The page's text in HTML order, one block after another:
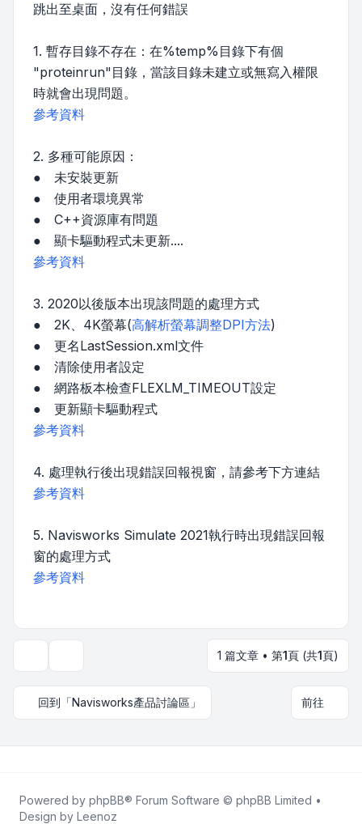
跳出至桌面，沒有任何錯誤
1. 暫存目錄不存在：在%temp%目錄下有個
"proteinrun"目錄，當該目錄未建立或無寫入權限
時就會出現問題。
參考資料
2. 多種可能原因：
● 未安裝更新
● 使用者環境異常
● C++資源庫有問題
● 顯卡驅動程式未更新....
參考資料
3. 2020以後版本出現該問題的處理方式
● 2K、4K螢幕(高解析螢幕調整DPI方法)
● 更名LastSession.xml文件
● 清除使用者設定
● 網路板本檢查FLEXLM_TIMEOUT設定
● 更新顯卡驅動程式
參考資料
4. 處理執行後出現錯誤回報視窗，請參考下方連結
參考資料
5. Navisworks Simulate 2021執行時出現錯誤回報
窗的處理方式
參考資料
1 篇文章 • 第1頁 (共1頁)
回到「Navisworks產品討論區」 前往
Powered by phpBB® Forum Software © phpBB Limited •
Design by Leenoz